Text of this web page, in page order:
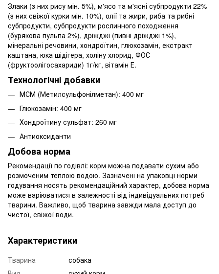
Злаки (з них рису мін. 5%), м'ясо та м'ясні субпродукти 22%
(з них свіжої курки мін. 10%), олії та жири, риба та рибні
субпродукти, субпродукти рослинного походження
(бурякова пульпа 2%), дріжджі (пивні дріжджі 1%),
мінеральні речовини, хондроїтин, глюкозамін, екстракт
каштана, юка шідігера, холіну хлорид, ФОС
(фруктоолігосахариди) 1г/кг, вітамін Е.
Технологічні добавки
МСМ (Метилсульфонілметан): 400 мг
Глюкозамін: 400 мг
Хондроїтину сульфат: 260 мг
Антиоксиданти
Добова норма
Рекомендації по годівлі: корм можна подавати сухим або
розмоченим теплою водою. Зазначені на упаковці норми
годування носять рекомендаційний характер, добова норма
може варіюватися в залежності від індивідуальних потреб
тварини. Важливо, щоб тварина завжди мала доступ до
чистої, свіжої води.
Характеристики
Тварина
собака